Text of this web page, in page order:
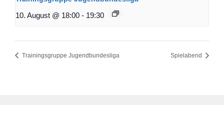
10. August @ 18:00 - 19:30
Trainingsgruppe Jugendbundesliga Spielabend